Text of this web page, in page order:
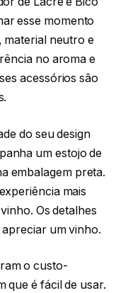
esse momento
material neutro e
no aroma e
acessórios são
do seu design
um estojo de
embalagem preta.
mais
Os detalhes
um vinho.
o custo-
que é fácil de usar.